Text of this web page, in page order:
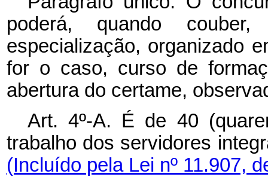
poderá, quando
especialização, organizado
for o caso, curso de
abertura do certame,
Art. 4º-A. É de 40
trabalho dos servidores
(Incluído pela Lei nº 11.907,